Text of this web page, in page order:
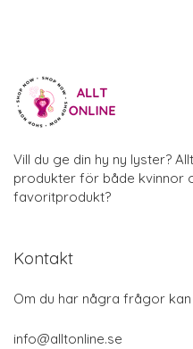
Vill du ge din hy ny lyster?
produkter för både kvinnor
favoritprodukt?
Kontakt
Om du har några frågor
info@alltonline.se